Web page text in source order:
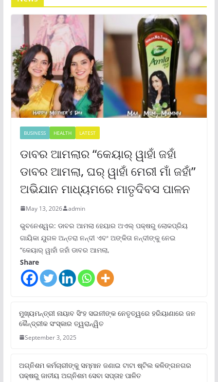
BUSINESS HEALTH LATEST
ଡାବର ଆମଲାର “କେୟାର୍ ୱାହାଁ ଜହାଁ
ଡାବର ଆମଲା, ଘର୍ ୱାହାଁ ମେରୀ ମାଁ ଜହାଁ”
ଅଭିଯାନ ମାଧ୍ୟମରେ ମାତୃଦିବସ ପାଳନ
May 13, 2026 admin
ଭୁବନେଶ୍ୱର: ଡାବର ଆମଲା ହେୟାର ଅଏଲ୍ ପକ୍ଷରୁ ଲୋକପ୍ରିୟ
ଗାୟିକା ଯୁଗଳ ଅନ୍ତରା ନନ୍ଦୀ ଏବଂ ଅଙ୍କିତା ନନ୍ଦୀଙ୍କୁ ନେଇ
“କେୟାର୍ ୱାହାଁ ଜହାଁ ଡାବର ଆମଲା,
Share
ମୁଖ୍ୟମନ୍ତ୍ରୀ ନାୟାବ ସିଂହ ସଇନୀଙ୍କ ନେତୃତ୍ୱରେ ହରିୟାଣାରେ ଜନ
କୈନ୍ଦ୍ରୀକ ସଂସ୍କାର ତ୍ୱରାନ୍ୱିତ
September 3, 2025
ଅଗ୍ନିଶମ କର୍ମଚାରୀଙ୍କୁ ସମ୍ମାନ ଜଣାଇ ଟାଟା ଷ୍ଟିଲ କଳିଙ୍ଗନଗର
ପକ୍ଷରୁ ଜାତୀୟ ଅଗ୍ନିଶମ ସେବା ସପ୍ତାହ ପାଳିତ